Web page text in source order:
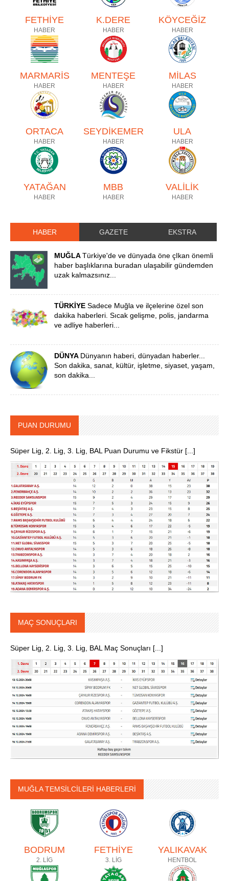
FETHİYE
HABER
K.DERE
HABER
KÖYCEĞİZ
HABER
MARMARİS
HABER
MENTEŞE
HABER
MİLAS
HABER
ORTACA
HABER
SEYDİKEMER
HABER
ULA
HABER
YATAĞAN
HABER
MBB
HABER
VALİLİK
HABER
HABER GAZETE EKSTRA
MUĞLATürkiye'de ve dünyada öne çIkan önemli
haber başlıklarına buradan ulaşabilir gündemden
uzak kalmazsınız...
TÜRKİYESadece Muğla ve ilçelerine özel son
dakika haberleri. Sıcak gelişme, polis, jandarma
ve adliye haberleri...
DÜNYA Dünyanın haberi, dünyadan haberler...
Son dakika, sanat, kültür, işletme, siyaset, yaşam,
son dakika...
PUAN DURUMU
Süper Lig, 2. Lig, 3. Lig, BAL Puan Durumu ve Fikstür [...]
MAÇ SONUÇLARI
Süper Lig, 2. Lig, 3. Lig, BAL Maç Sonuçları [...]
MUĞLA TEMSİLCİLERİ HABERLERİ
BODRUM
2. LİG
FETHİYE
3. LİG
YALIKAVAK
HENTBOL